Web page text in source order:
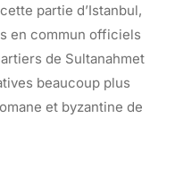
partie d’Istanbul,
en commun officiels
de Sultanahmet
beaucoup plus
et byzantine de